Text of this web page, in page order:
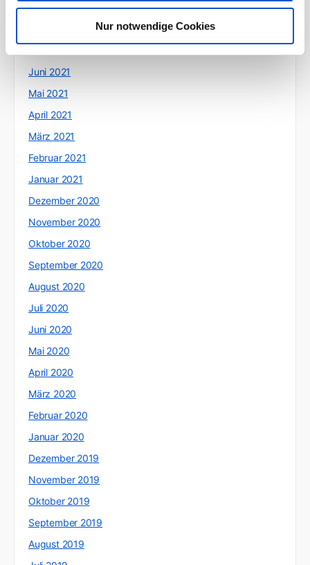
Nur notwendige Cookies
September 2021
Juni 2021
Mai 2021
April 2021
März 2021
Februar 2021
Januar 2021
Dezember 2020
November 2020
Oktober 2020
September 2020
August 2020
Juli 2020
Juni 2020
Mai 2020
April 2020
März 2020
Februar 2020
Januar 2020
Dezember 2019
November 2019
Oktober 2019
September 2019
August 2019